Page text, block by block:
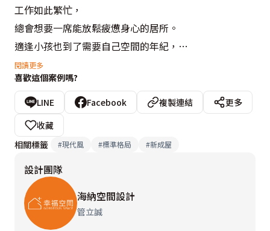
工作如此繁忙，
總會想要一席能放鬆疲憊身心的居所。
適逢小孩也到了需要自己空間的年紀，
家中長輩也有照顧的需要。
決定委託設計公司進行規劃清水的住宅。
業主在討論需求與設計的空間規劃過程當中，
對於三代同堂的住宅規劃，
感受到海納空間設計的細膩與專業。
「我的住所就是要明亮、大方、溫馨。」
「接下來都交給你們了。」
因此我們順應空間，塑造大方舒適的生活場域，
保持細節與連貫設計的整體性，
閱讀更多
喜歡這個案例嗎?
LINE Facebook 複製連結
更多
收藏
相關標籤
#現代風 #標準格局 #新成屋
設計團隊
海納空間設計
管立誠